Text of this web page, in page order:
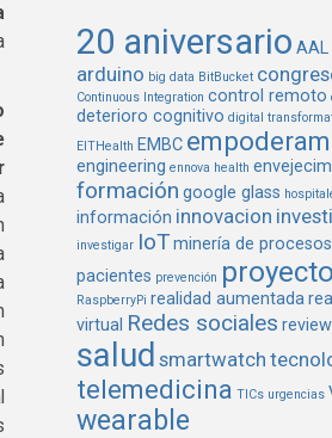
20 aniversario AAL
arduino big data BitBucket
Continuous Integration control remoto
deterioro cognitivo digital
EITHealth EMBC
engineering ennova health
formación google glass
información innovacion
investigar IoTminería de procesos
pacientes prevención
RaspberryPi realidad aumentada
virtual Redes sociales review
salud smartwatch
telemedicina TICs urgencias
wearable